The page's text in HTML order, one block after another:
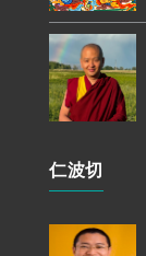
仁波切